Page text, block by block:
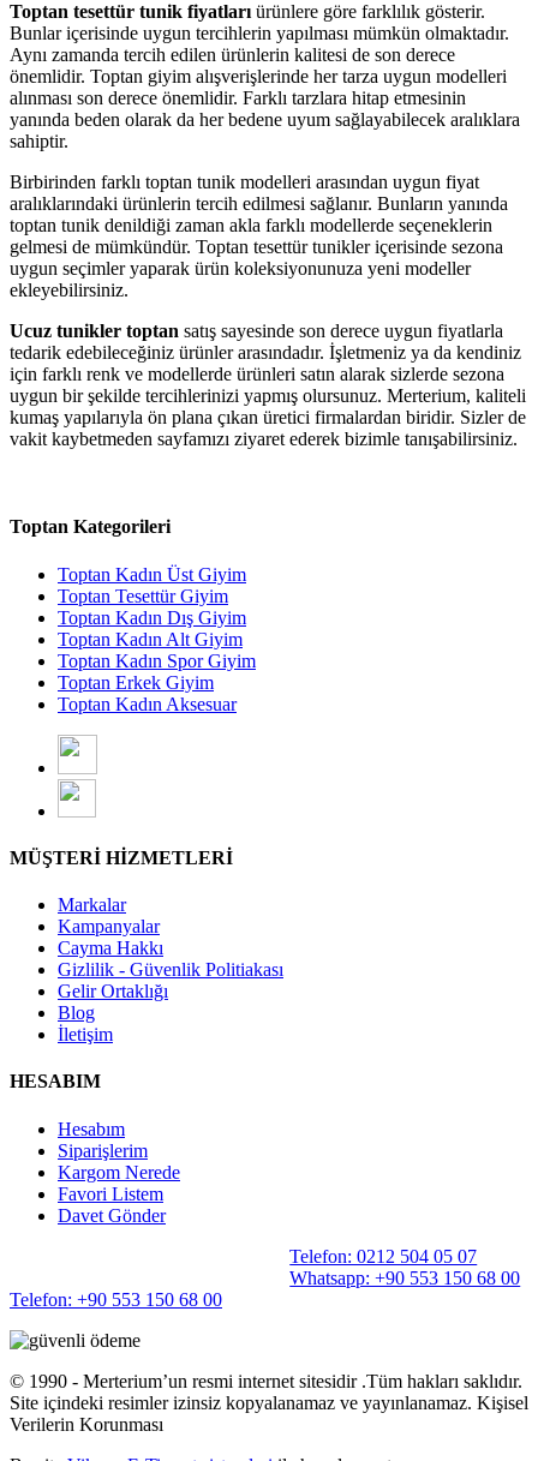
Toptan tesettür tunik fiyatları ürünlere göre farklılık gösterir.
Bunlar içerisinde uygun tercihlerin yapılması mümkün olmaktadır.
Aynı zamanda tercih edilen ürünlerin kalitesi de son derece
önemlidir. Toptan giyim alışverişlerinde her tarza uygun modelleri
alınması son derece önemlidir. Farklı tarzlara hitap etmesinin
yanında beden olarak da her bedene uyum sağlayabilecek aralıklara
sahiptir.
Birbirinden farklı toptan tunik modelleri arasından uygun fiyat
aralıklarındaki ürünlerin tercih edilmesi sağlanır. Bunların yanında
toptan tunik denildiği zaman akla farklı modellerde seçeneklerin
gelmesi de mümkündür. Toptan tesettür tunikler içerisinde sezona
uygun seçimler yaparak ürün koleksiyonunuza yeni modeller
ekleyebilirsiniz.
Ucuz tunikler toptan satış sayesinde son derece uygun fiyatlarla
tedarik edebileceğiniz ürünler arasındadır. İşletmeniz ya da kendiniz
için farklı renk ve modellerde ürünleri satın alarak sizlerde sezona
uygun bir şekilde tercihlerinizi yapmış olursunuz. Merterium, kaliteli
kumaş yapılarıyla ön plana çıkan üretici firmalardan biridir. Sizler de
vakit kaybetmeden sayfamızı ziyaret ederek bizimle tanışabilirsiniz.
Toptan Kategorileri
Toptan Kadın Üst Giyim
Toptan Tesettür Giyim
Toptan Kadın Dış Giyim
Toptan Kadın Alt Giyim
Toptan Kadın Spor Giyim
Toptan Erkek Giyim
Toptan Kadın Aksesuar
MÜŞTERİ HİZMETLERİ
Markalar
Kampanyalar
Cayma Hakkı
Gizlilik - Güvenlik Politiakası
Gelir Ortaklığı
Blog
İletişim
HESABIM
Hesabım
Siparişlerim
Kargom Nerede
Favori Listem
Davet Gönder
Telefon: 0212 504 05 07
Whatsapp: +90 553 150 68 00
Telefon: +90 553 150 68 00
©️ 1990 - Merterium’un resmi internet sitesidir .Tüm hakları saklıdır.
Site içindeki resimler izinsiz kopyalanamaz ve yayınlanamaz. Kişisel
Verilerin Korunması